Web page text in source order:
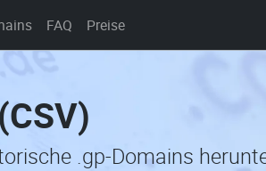
FAQ Preise
.gp-Domains